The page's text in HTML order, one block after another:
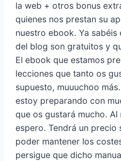
la web + otros bonus
quienes nos prestan su
nuestro ebook. Ya
del blog son gratuitos y
El ebook que estamos
lecciones que tanto os
supuesto, muuuchoo
estoy preparando con
que os gustará mucho. Al
espero. Tendrá un precio
poder mantener los
persigue que dicho